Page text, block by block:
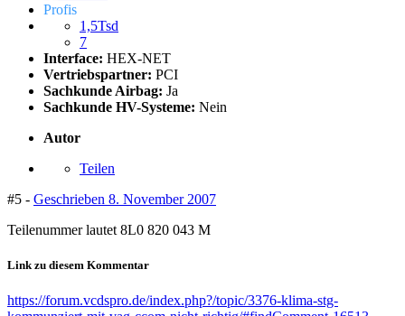
Profis
1,5Tsd
7
Interface: HEX-NET
Vertriebspartner: PCI
Sachkunde Airbag: Ja
Sachkunde HV-Systeme: Nein
Autor
Teilen
#5 - Geschrieben 8. November 2007
Teilenummer lautet 8L0 820 043 M
Link zu diesem Kommentar
https://forum.vcdspro.de/index.php?/topic/3376-klima-stg-